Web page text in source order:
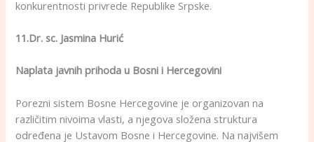
konkurentnosti privrede Republike Srpske.
11.Dr. sc. Jasmina Hurić
Naplata javnih prihoda u Bosni i Hercegovini
Porezni sistem Bosne Hercegovine je organizovan na
različitim nivoima vlasti, a njegova složena struktura
određena je Ustavom Bosne i Hercegovine. Na najvišem